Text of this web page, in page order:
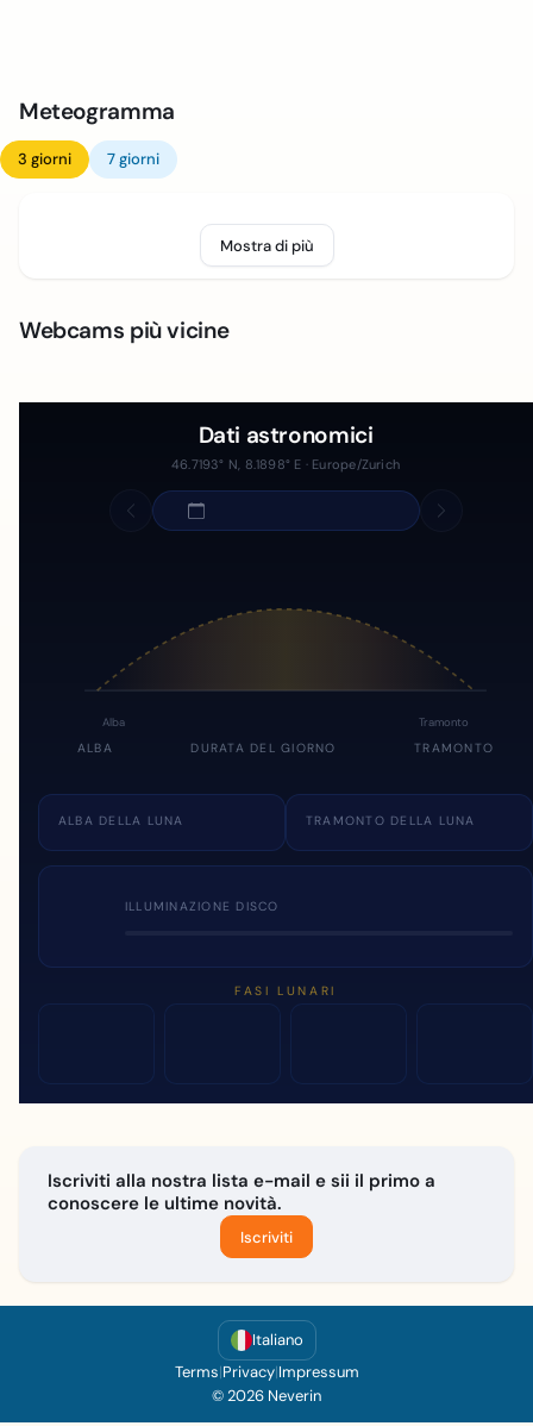
Meteogramma
3 giorni 7 giorni
Mostra di più
Webcams più vicine
Dati astronomici
46.7193° N, 8.1898° E · Europe/Zurich
Alba Tramonto
ALBA DURATA DEL GIORNO TRAMONTO
ALBA DELLA LUNA TRAMONTO DELLA LUNA
ILLUMINAZIONE DISCO
FASI LUNARI
Iscriviti alla nostra lista e-mail e sii il primo a
conoscere le ultime novità.
Iscriviti
Italiano
Terms|Privacy|Impressum
© 2026 Neverin